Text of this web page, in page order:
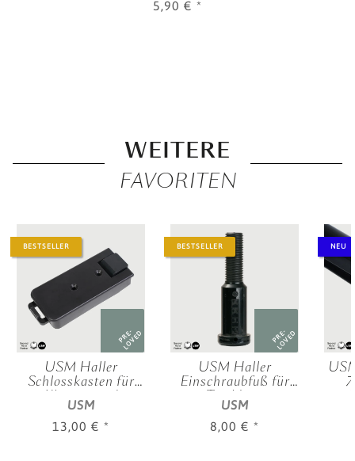
5,90 € *
WEITERE
FAVORITEN
BESTSELLER
PRE-
LOVED
USM Haller
Schlosskasten für
Klappen und
Ausziehtüren
USM
13,00 € *
BESTSELLER
PRE-
LOVED
USM Haller
Einschraubfuß für
Tischbein
USM
8,00 € *
NEU